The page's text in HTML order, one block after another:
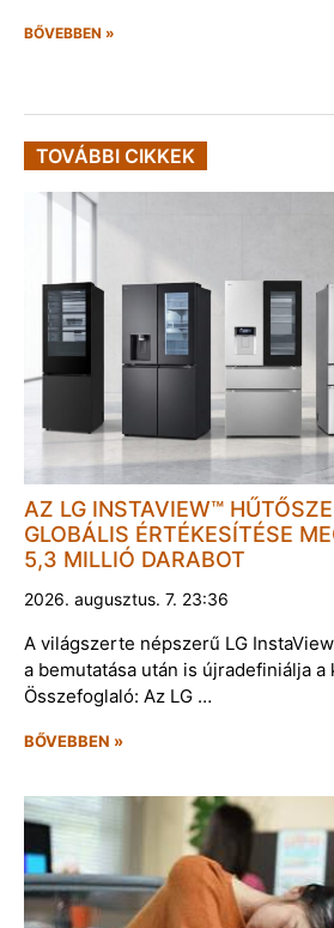
BŐVEBBEN »
TOVÁBBI CIKKEK
AZ LG INSTAVIEW™
GLOBÁLIS ÉRTÉKESÍTÉSE
5,3 MILLIÓ DARABOT
2026. augusztus. 7. 23:36
A világszerte népszerű LG
a bemutatása után is újradefiniálja
Összefoglaló: Az LG …
BŐVEBBEN »